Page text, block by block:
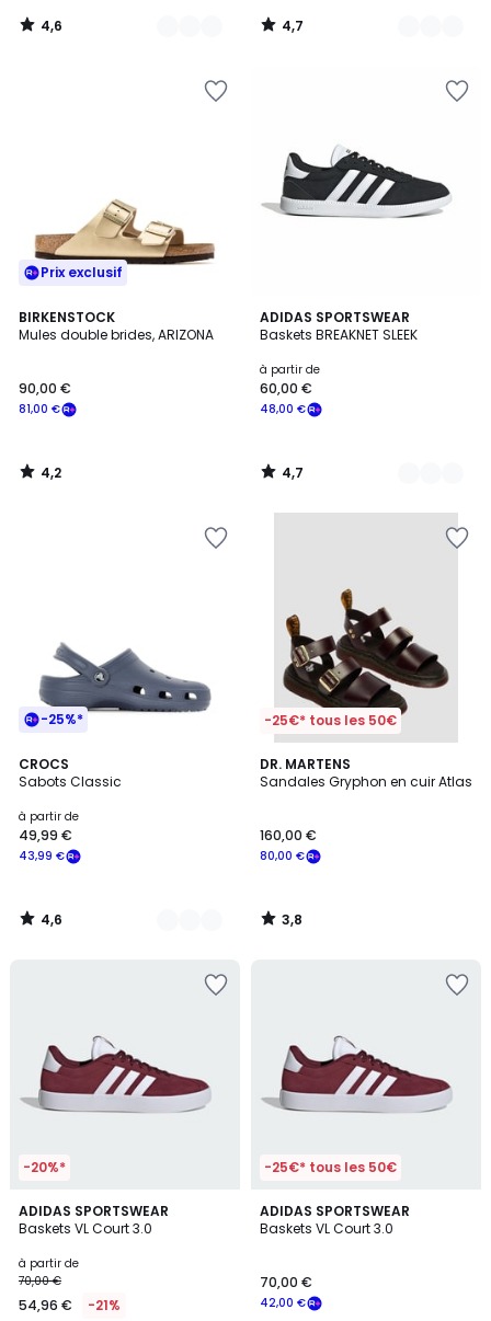
notre
programme
4,6
/
4,7
/
Prix exclusif
BIRKENSTOCK
Mules double brides, ARIZONA
81,00 €
90,00 €
4,2
/ 5
4,2
/
ADIDAS SPORTSWEAR
Baskets BREAKNET SLEEK
à partir de
48,00 €
60,00 €
4,7
/ 5
20
Couleurs
4,7
/
-25%*
CROCS
Sabots Classic
à partir de
43,99 €
49,99 €
4,6
/ 5
14
Couleurs
4,6
/
-25€* tous les 50€
DR. MARTENS
Sandales Gryphon en cuir Atlas
80,00 €
160,00 €
3,8
/ 5
3,8
/
-20%*
ADIDAS SPORTSWEAR
Baskets VL Court 3.0
à partir de
70,00 €
54,96 € -21%
4,8
/ 5
13
Couleurs
-25€* tous les 50€
ADIDAS SPORTSWEAR
Baskets VL Court 3.0
42,00 €
70,00 €
4,8
/ 5
2
Couleurs